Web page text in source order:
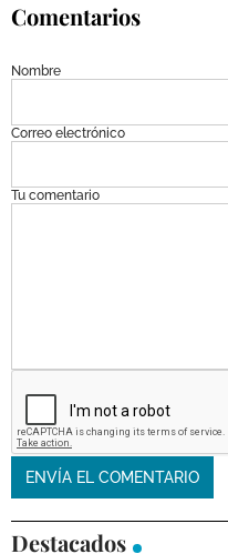
Comentarios
Nombre
Correo electrónico
Tu comentario
Destacados